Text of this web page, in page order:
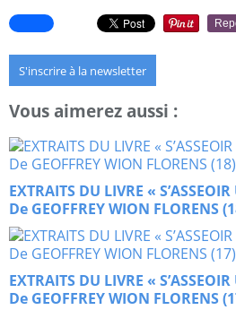
S'inscrire à la newsletter
Vous aimerez aussi :
EXTRAITS DU LIVRE «
De GEOFFREY WION FLORENS
EXTRAITS DU LIVRE «
De GEOFFREY WION FLORENS